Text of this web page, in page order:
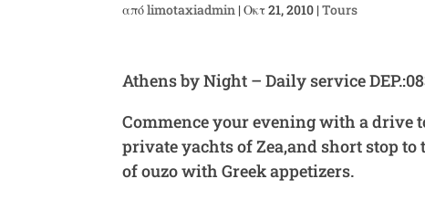
απόlimotaxiadmin |Οκτ 21, 2010 |Tours
Athens by Night – Daily service
Commence your evening with a drive
private yachts of Zea,and short stop
of ouzo with Greek appetizers.